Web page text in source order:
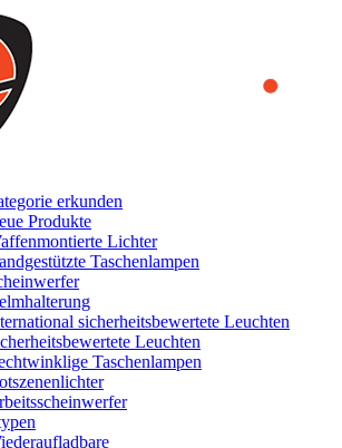
that we provide you the best experience
to browse this website, you accept
help us analyze how the website is used and
To learn more or to find out how
you can access our
erkunden
Produkte
Lichter
Taschenlampen
sicherheitsbewertete Leuchten
Leuchten
Taschenlampen